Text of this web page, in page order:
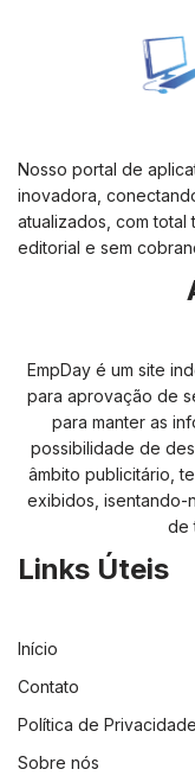
Nosso portal de
inovadora,
atualizados, com
editorial e sem
EmpDay é um site
para aprovação de
para manter as
possibilidade de
âmbito publicitário,
exibidos, isentando-
de
Links Úteis
Início
Contato
Política de Privacidade
Sobre nós